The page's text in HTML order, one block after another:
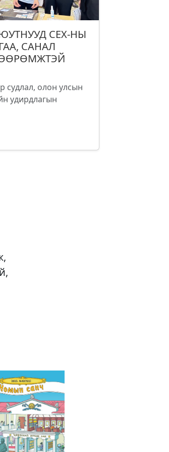
СЕХ-НЫ
САНАЛ
судлал, олон улсын
удирдлагын